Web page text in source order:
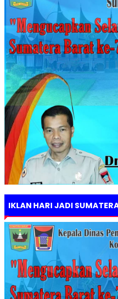
IKLAN HARI JADI